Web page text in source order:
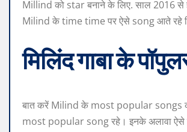
Millind को star बनाने के लिए. साल 2016
Milind के time time पर ऐसे song आते रहे
मिलिंद गाबा के
बात करें Milind के most popular songs की
most popular song रहे। इनके अलावा ऐसे